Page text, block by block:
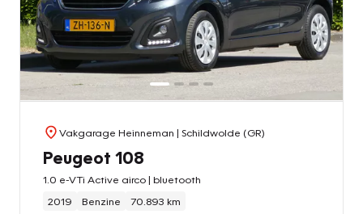
Vakgarage Heinneman | Schildwolde (GR)
Peugeot 108
1.0 e-VTi Active airco | bluetooth
2019
Benzine 70.893 km